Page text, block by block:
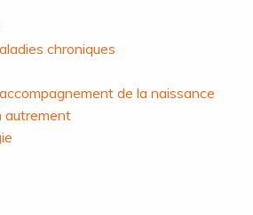
chroniques
de la naissance
autrement